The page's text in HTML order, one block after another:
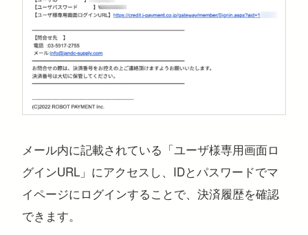
メール内に記載されている「ユーザ様専用画面ロ
グインURL」にアクセスし、IDとパスワードでマ
イページにログインすることで、決済履歴を確認
できます。